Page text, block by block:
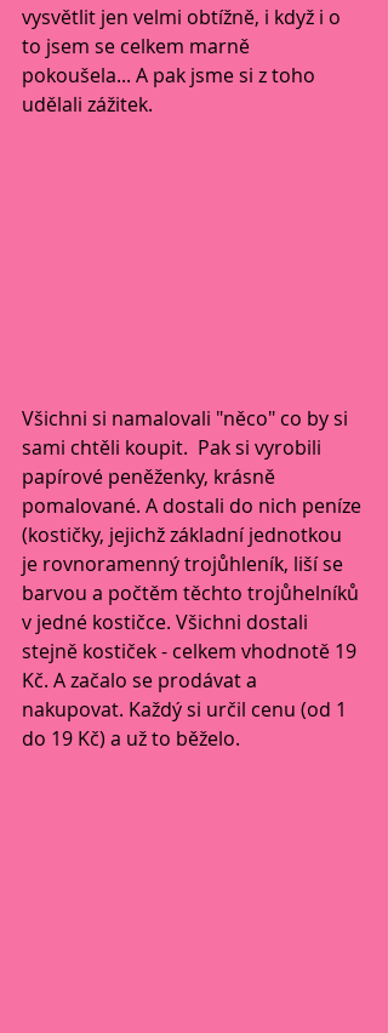
vysvětlit jen velmi obtížně, i když i o
to jsem se celkem marně
pokoušela... A pak jsme si z toho
udělali zážitek.
Všichni si namalovali "něco" co by si
sami chtěli koupit.  Pak si vyrobili
papírové peněženky, krásně
pomalované. A dostali do nich peníze
(kostičky, jejichž základní jednotkou
je rovnoramenný trojůhleník, liší se
barvou a počtěm těchto trojůhelníků
v jedné kostičce. Všichni dostali
stejně kostiček - celkem vhodnotě 19
Kč. A začalo se prodávat a
nakupovat. Každý si určil cenu (od 1
do 19 Kč) a už to běželo.